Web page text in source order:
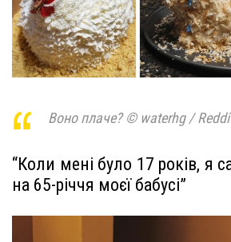
Воно плаче? © waterhg /
“Коли мені було 17 років, я
на 65-річчя моєї бабусі”